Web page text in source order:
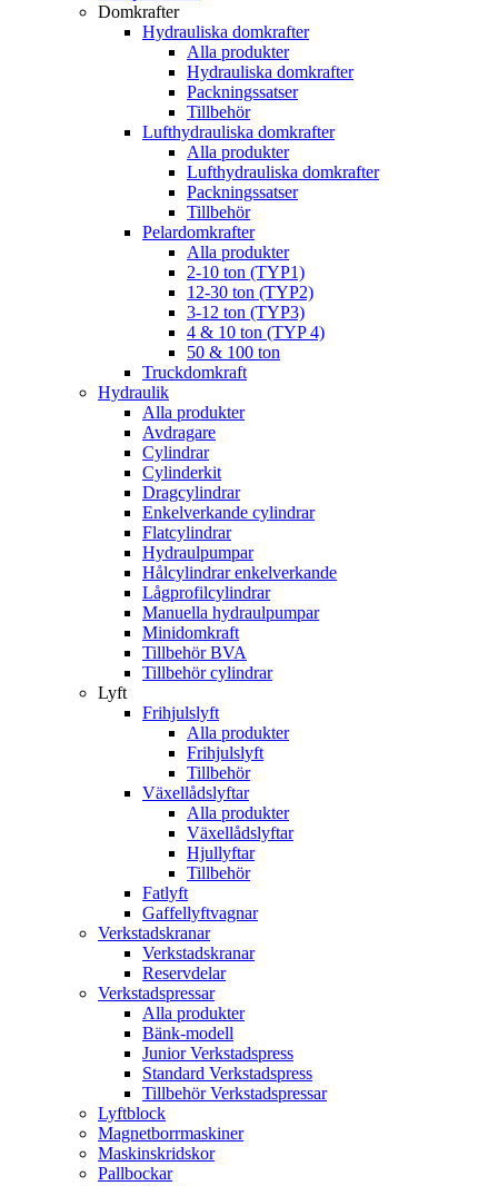
Domkrafter
Hydrauliska domkrafter
Alla produkter
Hydrauliska domkrafter
Packningssatser
Tillbehör
Lufthydrauliska domkrafter
Alla produkter
Lufthydrauliska domkrafter
Packningssatser
Tillbehör
Pelardomkrafter
Alla produkter
2-10 ton (TYP1)
12-30 ton (TYP2)
3-12 ton (TYP3)
4 & 10 ton (TYP 4)
50 & 100 ton
Truckdomkraft
Hydraulik
Alla produkter
Avdragare
Cylindrar
Cylinderkit
Dragcylindrar
Enkelverkande cylindrar
Flatcylindrar
Hydraulpumpar
Hålcylindrar enkelverkande
Lågprofilcylindrar
Manuella hydraulpumpar
Minidomkraft
Tillbehör BVA
Tillbehör cylindrar
Lyft
Frihjulslyft
Alla produkter
Frihjulslyft
Tillbehör
Växellådslyftar
Alla produkter
Växellådslyftar
Hjullyftar
Tillbehör
Fatlyft
Gaffellyftvagnar
Verkstadskranar
Verkstadskranar
Reservdelar
Verkstadspressar
Alla produkter
Bänk-modell
Junior Verkstadspress
Standard Verkstadspress
Tillbehör Verkstadspressar
Lyftblock
Magnetborrmaskiner
Maskinskridskor
Pallbockar